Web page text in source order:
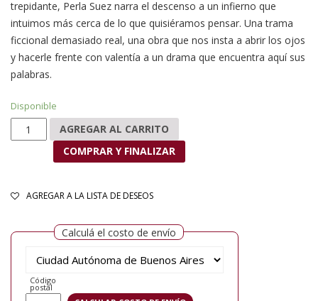
trepidante, Perla Suez narra el descenso a un infierno que
intuimos más cerca de lo que quisiéramos pensar. Una trama
ficcional demasiado real, una obra que nos insta a abrir los ojos
y hacerle frente con valentía a un drama que encuentra aquí sus
palabras.
Disponible
La entrega cantidadAGREGAR AL CARRITO
COMPRAR Y FINALIZAR
AGREGAR A LA LISTA DE DESEOS
Calculá el costo de envío
Código
postal